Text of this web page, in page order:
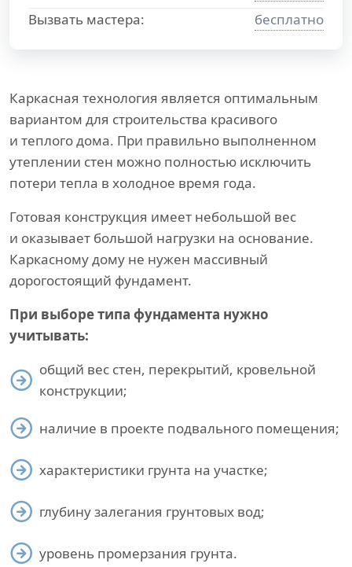
Вызвать мастера:
бесплатно
Каркасная технология является оптимальным
вариантом для строительства красивого
и теплого дома. При правильно выполненном
утеплении стен можно полностью исключить
потери тепла в холодное время года.
Готовая конструкция имеет небольшой вес
и оказывает большой нагрузки на основание.
Каркасному дому не нужен массивный
дорогостоящий фундамент.
При выборе типа фундамента нужно
учитывать:
общий вес стен, перекрытий, кровельной
конструкции;
наличие в проекте подвального помещения;
характеристики грунта на участке;
глубину залегания грунтовых вод;
уровень промерзания грунта.